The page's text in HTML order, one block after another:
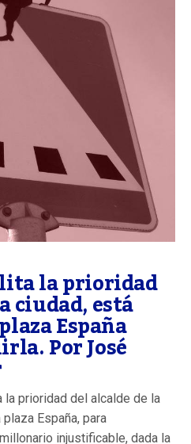
la prioridad
ciudad, está
España
Por José
la prioridad del alcalde de la
España, para
injustificable, dada la